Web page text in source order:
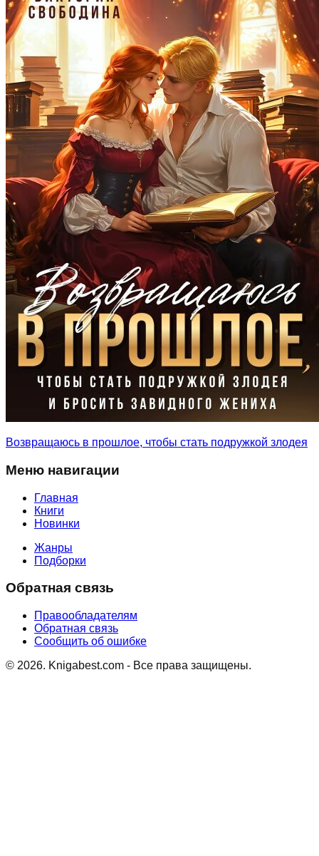
Возвращаюсь в прошлое, чтобы стать подружкой злодея
Меню навигации
Главная
Книги
Новинки
Жанры
Подборки
Обратная связь
Правообладателям
Обратная связь
Сообщить об ошибке
© 2026. Knigabest.com - Все права защищены.